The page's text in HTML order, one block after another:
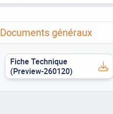
Documents généraux
Fiche Technique
(Preview-260120)